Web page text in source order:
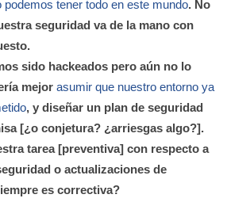
podemos tener todo en este mundo. No
seguridad va de la mano con
sido hackeados pero aún no lo
mejor asumir que nuestro entorno ya
, y diseñar un plan de seguridad
[¿o conjetura? ¿arriesgas algo?].
tarea [preventiva] con respecto a
o actualizaciones de
es correctiva?